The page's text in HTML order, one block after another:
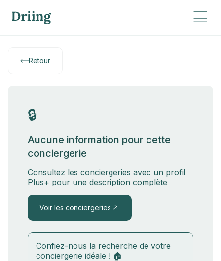
Retour
🔒
Aucune information pour cette
conciergerie
Consultez les conciergeries avec un profil
Plus+ pour une description complète
Voir les conciergeries
Confiez-nous la recherche de votre
conciergerie idéale ! 🏠